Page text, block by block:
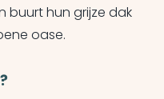
buurt hun grijze dak
oase.